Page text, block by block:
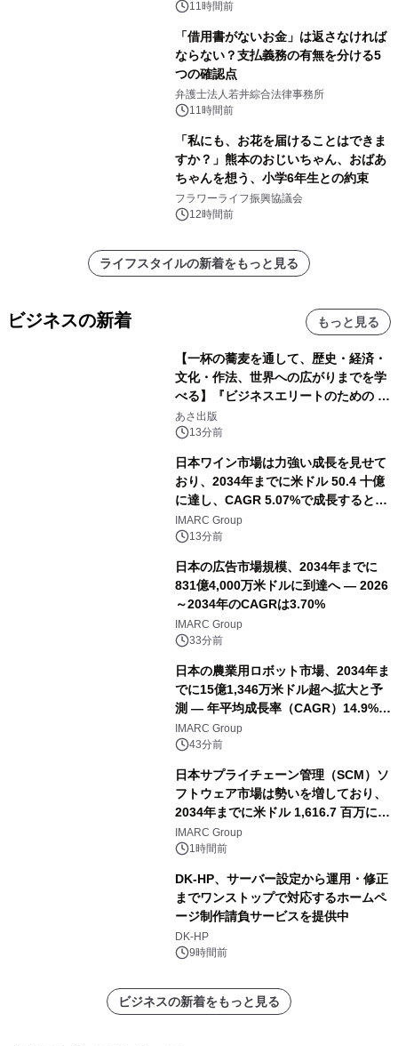
11時間前
「借用書がないお金」は返さなければ
ならない？支払義務の有無を分ける5
つの確認点
弁護士法人若井綜合法律事務所
11時間前
「私にも、お花を届けることはできま
すか？」熊本のおじいちゃん、おばあ
ちゃんを想う、小学6年生との約束
フラワーライフ振興協議会
12時間前
ライフスタイルの新着をもっと見る
ビジネスの新着 もっと見る
【一杯の蕎麦を通して、歴史・経済・
文化・作法、世界への広がりまでを学
べる】『ビジネスエリートのための 教
養としての蕎麦』2026年8月25日
（火）発売
あさ出版
13分前
日本ワイン市場は力強い成長を見せて
おり、2034年までに米ドル 50.4 十億
に達し、CAGR 5.07%で成長すると予
測
IMARC Group
13分前
日本の広告市場規模、2034年までに
831億4,000万米ドルに到達へ ― 2026
～2034年のCAGRは3.70%
IMARC Group
33分前
日本の農業用ロボット市場、2034年ま
でに15億1,346万米ドル超へ拡大と予
測 ― 年平均成長率（CAGR）14.9%を
記録
IMARC Group
43分前
日本サプライチェーン管理（SCM）ソ
フトウェア市場は勢いを増しており、
2034年までに米ドル 1,616.7 百万に達
し、CAGR 3.42%で成長すると予測
IMARC Group
1時間前
DK-HP、サーバー設定から運用・修正
までワンストップで対応するホームペ
ージ制作請負サービスを提供中
DK-HP
9時間前
ビジネスの新着をもっと見る